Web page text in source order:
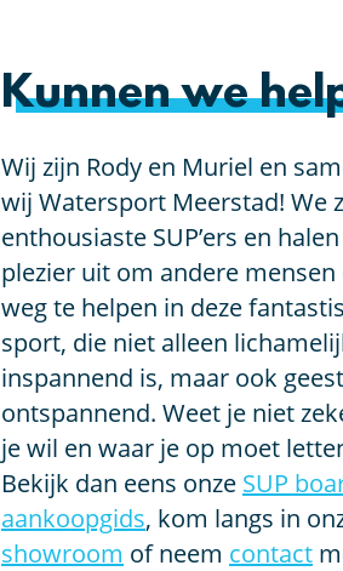
Kunnen we
Wij zijn Rody en Muriel en
wij Watersport Meerstad! We
enthousiaste SUP’ers en
plezier uit om andere
weg te helpen in deze
sport, die niet alleen
inspannend is, maar ook
ontspannend. Weet je niet
je wil en waar je op moet
Bekijk dan eens onze SUP
aankoopgids, kom langs in
showroom of neem contact